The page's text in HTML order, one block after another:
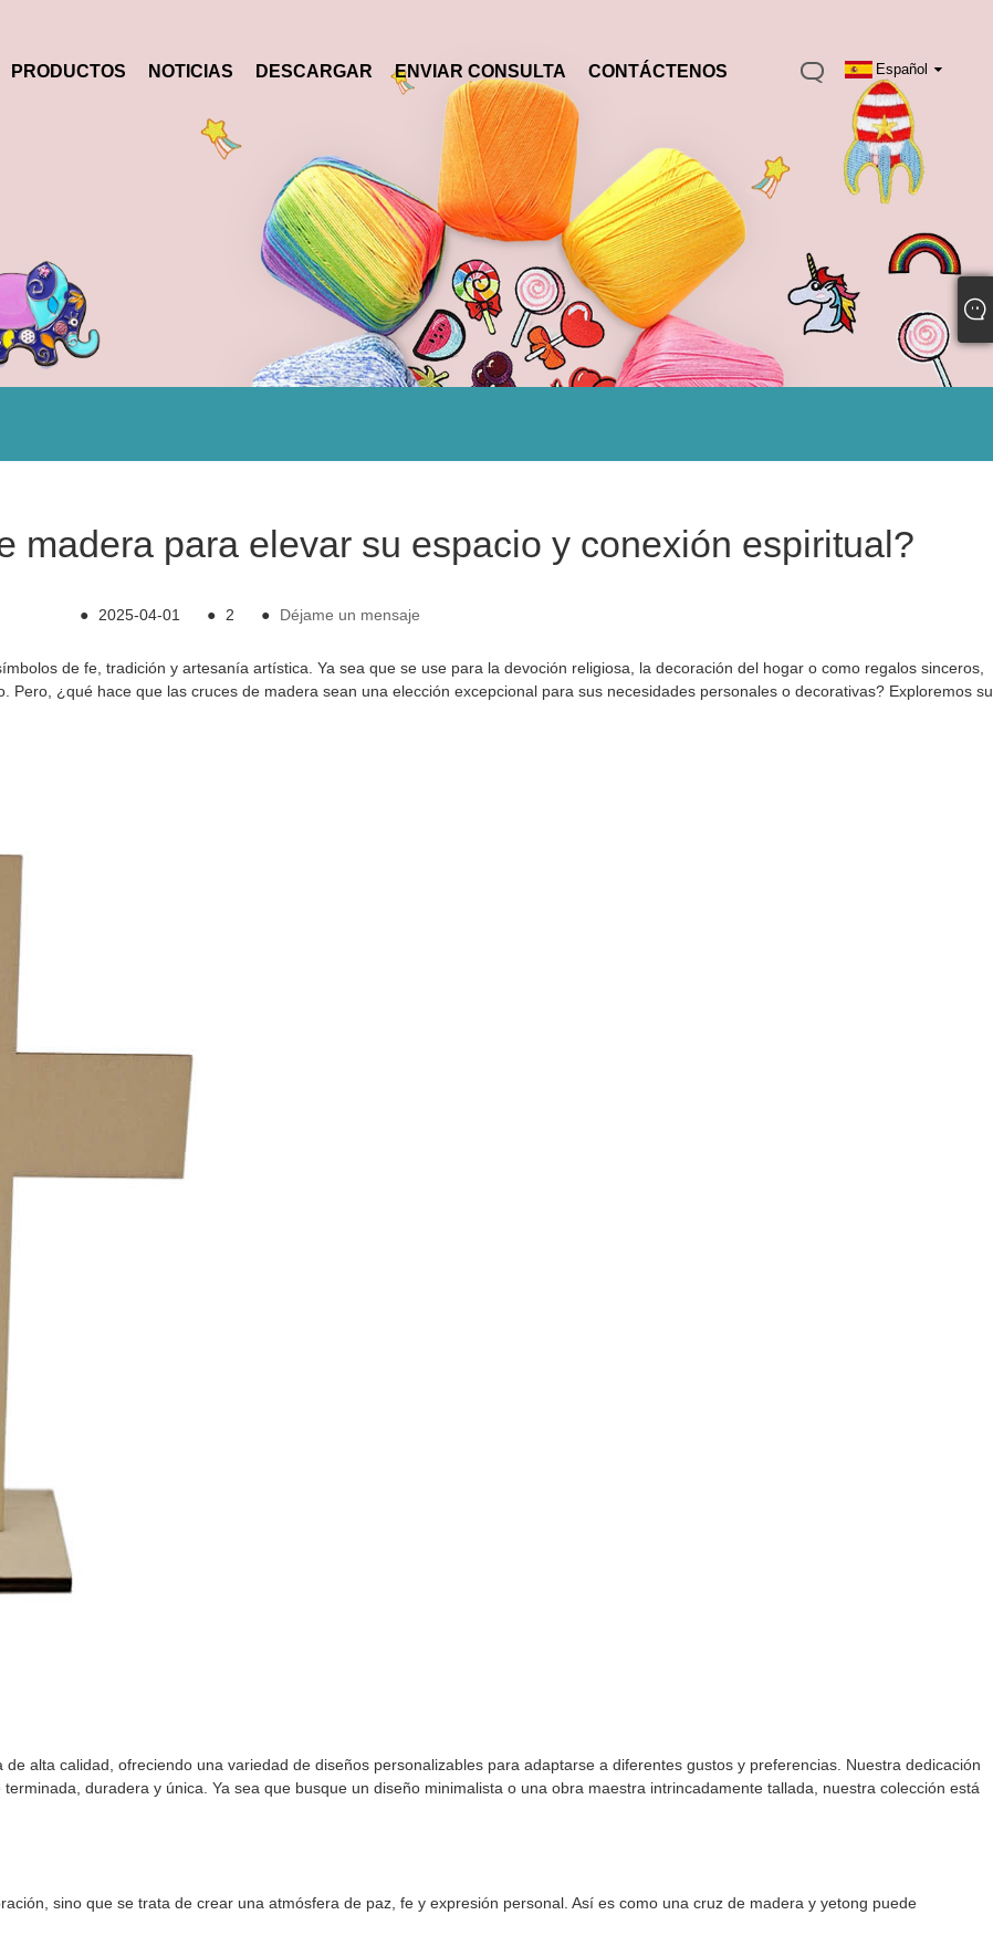
Español
PRODUCTOS NOTICIAS DESCARGAR ENVIAR CONSULTA CONTÁCTENOS
madera para elevar su espacio y conexión espiritual?
● 2025-04-01 ● 2 ● Déjame un mensaje
de fe, tradición y artesanía artística. Ya sea que se use para la devoción religiosa, la decoración del hogar o como regalos sinceros,
¿qué hace que las cruces de madera sean una elección excepcional para sus necesidades personales o decorativas? Exploremos su
alta calidad, ofreciendo una variedad de diseños personalizables para adaptarse a diferentes gustos y preferencias. Nuestra dedicación
duradera y única. Ya sea que busque un diseño minimalista o una obra maestra intrincadamente tallada, nuestra colección está
sino que se trata de crear una atmósfera de paz, fe y expresión personal. Así es como una cruz de madera y yetong puede